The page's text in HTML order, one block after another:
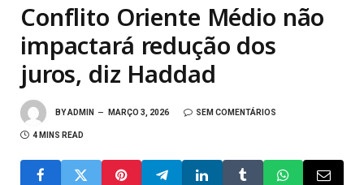
Conflito Oriente Médio não
impactará redução dos
juros, diz Haddad
BYADMIN MARÇO 3, 2026 SEM COMENTÁRIOS
4 MINS READ